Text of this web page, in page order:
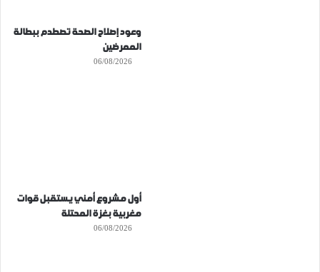
وعود إصلاح الصحة تصطدم ببطالة
الممرضين
06/08/2026
أول مشروع أمني يستقبل قوات
مغربية بغزة المحتلة
06/08/2026